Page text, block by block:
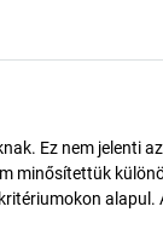
Ez nem jelenti
minősítettük
alapul.